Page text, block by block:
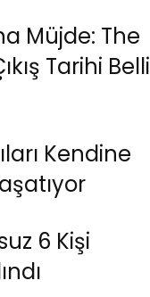
Müjde: The
Tarihi Belli
Kendine
6 Kişi